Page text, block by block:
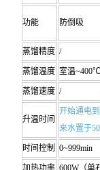
功能 防倒吸
蒸馏精度 /
蒸馏温度 室温~400℃
蒸馏速度 /
升温时间
开始通电
来水置于
时间控制 0~999min
加热功率 600W（单